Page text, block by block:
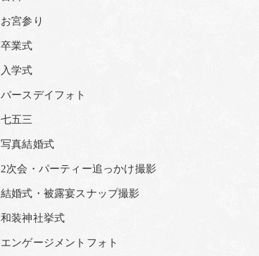
お宮参り
卒業式
入学式
バースデイフォト
七五三
写真結婚式
2次会・パーティー追っかけ撮影
結婚式・被露宴スナップ撮影
和装神社挙式
エンゲージメントフォト